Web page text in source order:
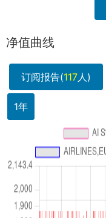
净值曲线
订阅报告(117人)
1年